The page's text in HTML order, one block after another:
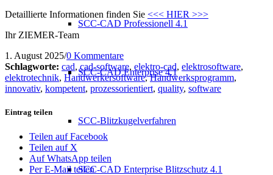
SCC-CAD Professionell 4.1
SCC-CAD Enterprise 4.1
SCC-Blitzkugelverfahren
SCC-CAD Enterprise Blitzschutz 4.1
Detaillierte Informationen finden Sie <<< HIER >>>
Ihr ZIEMER-Team
1. August 2025/0 Kommentare
Schlagworte: cad,cad-software, elektro-cad, elektrosoftware,
elektrotechnik, Handwerkersoftware,Handwerksprogramm,
innovativ, kompetent, prozessorientiert, quality, software
Eintrag teilen
Teilen auf Facebook
Teilen auf X
Auf WhatsApp teilen
Per E-Mail teilen